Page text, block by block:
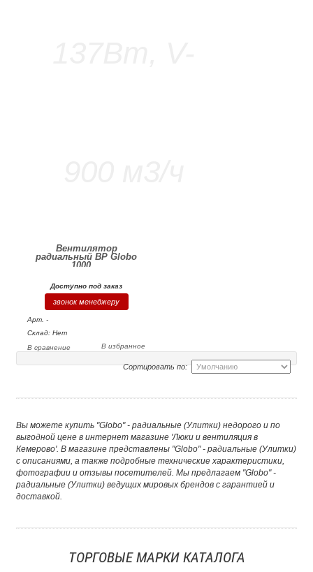
Вентилятор
радиальный BP Globo
1000,...
Доступно под заказ
звонок менеджеру
Арт. -
Склад: Нет
В избранное
В сравнение
Сортировать по:
Вы можете купить "Globo" - радиальные (Улитки) недорого и по
выгодной цене в интернет магазине 'Люки и вентиляция в
Кемерово'. В магазине представлены "Globo" - радиальные (Улитки)
с описаниями, а также подробные технические характеристики,
фотографии и отзывы посетителей. Мы предлагаем "Globo" -
радиальные (Улитки) ведущих мировых брендов с гарантией и
доставкой.
ТОРГОВЫЕ МАРКИ КАТАЛОГА